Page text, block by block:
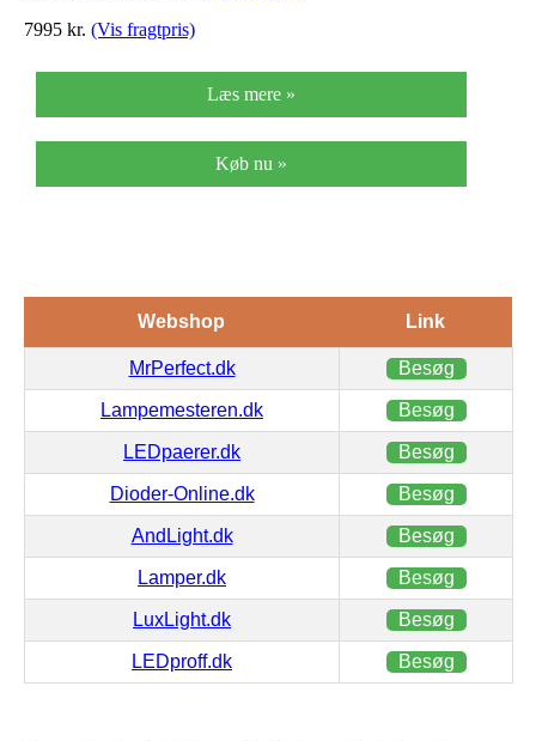
7995 kr. (Vis fragtpris)
Læs mere »
Køb nu »
Webshop Link
MrPerfect.dk Besøg
Lampemesteren.dk Besøg
LEDpaerer.dk Besøg
Dioder-Online.dk Besøg
AndLight.dk Besøg
Lamper.dk Besøg
LuxLight.dk Besøg
LEDproff.dk Besøg